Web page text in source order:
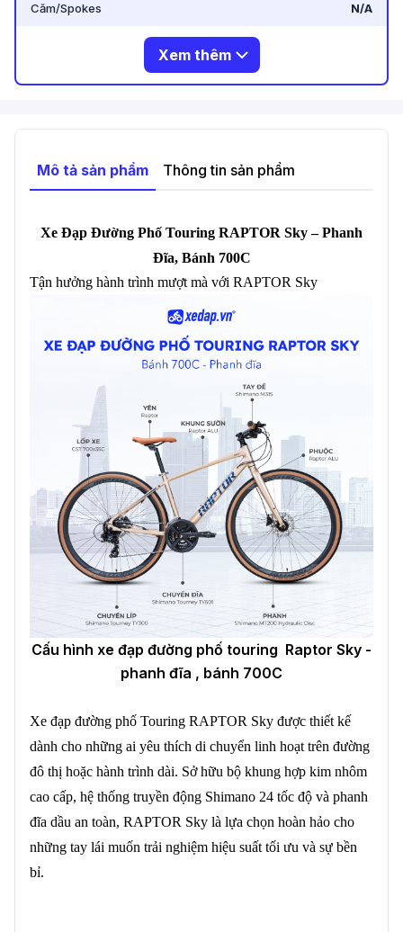
Căm/Spokes N/A
Xem thêm
Mô tả sản phẩm Thông tin sản phẩm
Xe Đạp Đường Phố Touring RAPTOR Sky – Phanh
Đĩa, Bánh 700C
Tận hưởng hành trình mượt mà với RAPTOR Sky
Cấu hình xe đạp đường phố touring Raptor Sky -
phanh đĩa , bánh 700C
Xe đạp đường phố Touring RAPTOR Sky được thiết kế
dành cho những ai yêu thích di chuyển linh hoạt trên đường
đô thị hoặc hành trình dài. Sở hữu bộ khung hợp kim nhôm
cao cấp, hệ thống truyền động Shimano 24 tốc độ và phanh
đĩa dầu an toàn, RAPTOR Sky là lựa chọn hoàn hảo cho
những tay lái muốn trải nghiệm hiệu suất tối ưu và sự bền
bỉ.